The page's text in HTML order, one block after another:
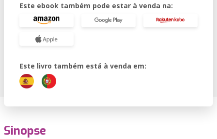
Este ebook também pode estar à venda na:
Este livro também está à venda em:
Sinopse